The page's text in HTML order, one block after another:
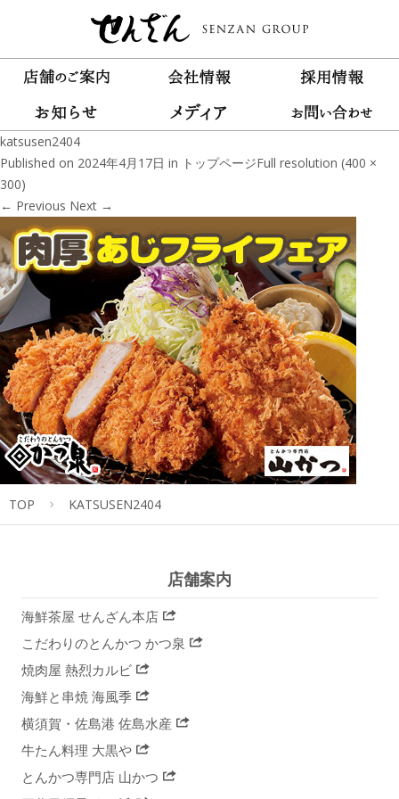
katsusen2404
Published on 2024年4月17日 in トップページFull resolution (400 ×
300)
← Previous Next →
TOP KATSUSEN2404
店舗案内
海鮮茶屋 せんざん本店
こだわりのとんかつ かつ泉
焼肉屋 熱烈カルビ
海鮮と串焼 海風季
横須賀・佐島港 佐島水産
牛たん料理 大黒や
とんかつ専門店 山かつ